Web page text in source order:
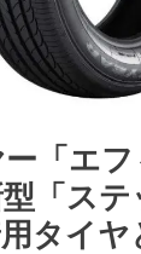
「エ
「ステ
タイヤ